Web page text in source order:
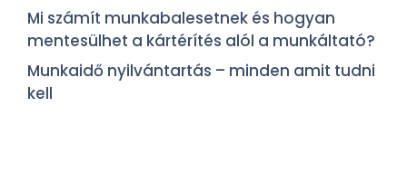
Mi számít munkabalesetnek és hogyan
mentesülhet a kártérítés alól a munkáltató?
Munkaidő nyilvántartás – minden amit tudni
kell